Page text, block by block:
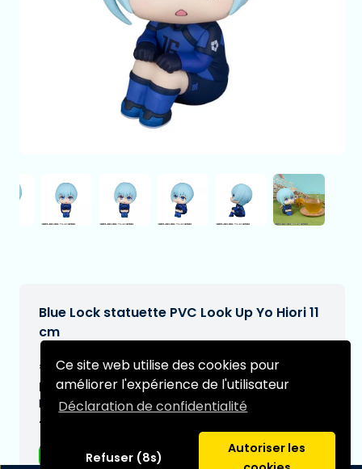
Ce site web utilise des cookies pour
améliorer l'expérience de l'utilisateur
Déclaration de confidentialité
Refuser (8s)
Autoriser les
Blue Lock statuette PVC Look Up Yo Hiori 11
cm
€44,99 [Sous réserve de modifications]
Date de livraison prévue:
N/A
Type:
Figurines d'anime